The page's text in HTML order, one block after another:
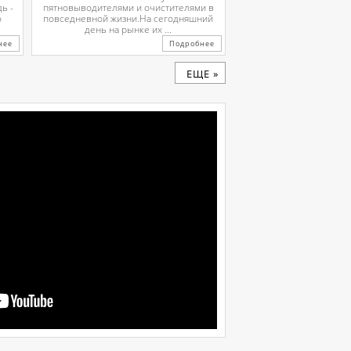
-
пятновыводителями и очистителями в
повседневной жизни.На сегодняшний
день на рынке их ...
Подробнее
ЕЩЕ »